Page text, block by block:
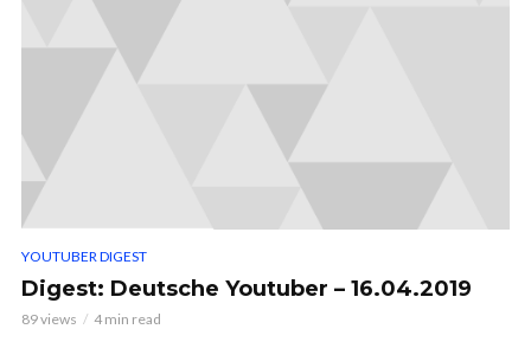
YOUTUBER DIGEST
Digest: Deutsche Youtuber – 16.04.2019
89 views 4 min read